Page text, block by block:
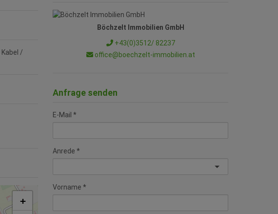
Kabel /
+
Böchzelt Immobilien GmbH
+43(0)3512/ 82237
office@boechzelt-immobilien.at
Anfrage senden
E-Mail
Anrede
Vorname